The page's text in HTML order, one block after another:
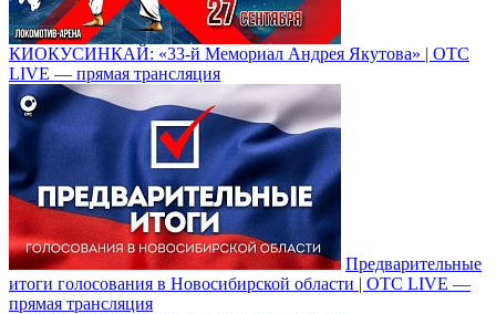
КИОКУСИНКАЙ: «33-й Мемориал Андрея Якутова» | OTC
LIVE — прямая трансляция
Предварительные
итоги голосования в Новосибирской области | OTC LIVE —
прямая трансляция